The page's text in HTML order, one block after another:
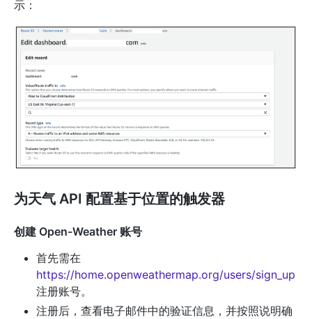
示：
为天气 API 配置基于位置的触发器
创建 Open-Weather 账号
首先需在
https://home.openweathermap.org/users/sign_up
注册账号。
注册后，查看电子邮件中的验证信息，并按照说明确